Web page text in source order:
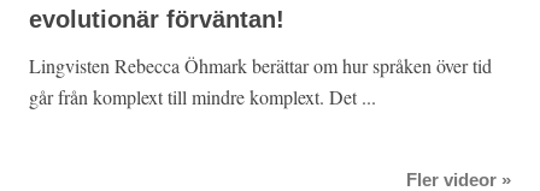
evolutionär förväntan!
Lingvisten Rebecca Öhmark berättar om hur språken över tid
går från komplext till mindre komplext. Det ...
Fler videor »